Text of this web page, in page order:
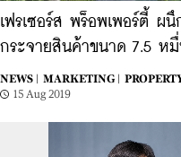
เฟรเซอร์ส พร็อพเพอร์ตี้ ผ
กระจายสินค้าขนาด 7.5 ห
NEWS | MARKETING |
15 Aug 2019